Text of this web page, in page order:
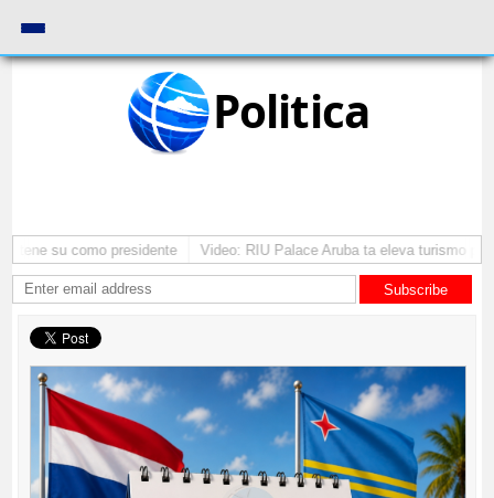
Politica
su como presidente Video: RIU Palace Aruba ta eleva turismo
Subscribe